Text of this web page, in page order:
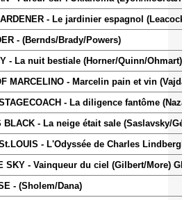
- Le jardinier espagnol
- (Bernds/Brady/Powers)
- La nuit bestiale (Horner/Quinn/Ohmart)
MARCELINO - Marcelin pain et vin
- La diligence fantôme
BLACK - La neige était sale (Saslavsky/
- L'Odyssée de Charles
SKY - Vainqueur du ciel (Gilbert/More)
- (Sholem/Dana)